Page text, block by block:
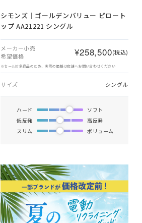
シモンズ｜ゴールデンバリュー ピロート
ップ AA21221 シングル
メーカー小売
希望価格
¥258,500(税込)
※セール対象商品のため、実際の価格は店舗へお問い合わせください
サイズ シングル
ハード
ソフト
低反発
高反発
スリム
ボリューム